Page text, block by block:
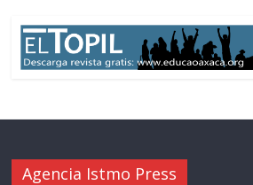
Agencia Istmo Press